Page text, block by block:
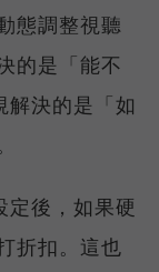
態調整視聽
的是「能不
決的是「如
後，如果硬
折扣。這也